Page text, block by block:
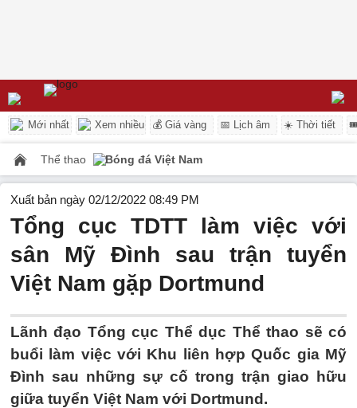
Mới nhất Xem nhiều 💰 Giá vàng 📅 Lịch âm ☀️ Thời tiết
Thể thao Bóng đá Việt Nam
Xuất bản ngày 02/12/2022 08:49 PM
Tổng cục TDTT làm việc với
sân Mỹ Đình sau trận tuyển
Việt Nam gặp Dortmund
Lãnh đạo Tổng cục Thể dục Thể thao sẽ có
buổi làm việc với Khu liên hợp Quốc gia Mỹ
Đình sau những sự cố trong trận giao hữu
giữa tuyển Việt Nam với Dortmund.